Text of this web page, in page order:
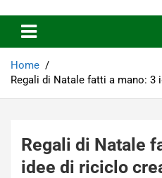
Ecoo.it
Home
Regali di Natale fatti a mano: 3
Regali di Natale
idee di riciclo